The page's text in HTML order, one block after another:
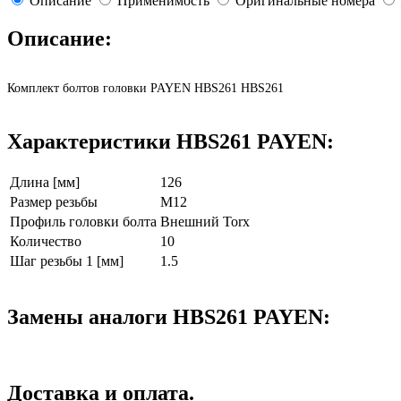
Описание:
Комплект болтов головки PAYEN HBS261 HBS261
Характеристики HBS261 PAYEN:
Длина [мм]
126
Размер резьбы
M12
Профиль головки болта Внешний Torx
Количество
10
Шаг резьбы 1 [мм]
1.5
Замены аналоги HBS261 PAYEN:
Доставка и оплата.